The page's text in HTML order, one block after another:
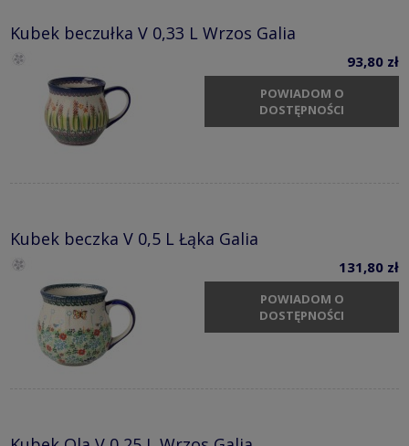
Kubek beczułka V 0,33 L Wrzos Galia
93,80 zł
POWIADOM O
DOSTĘPNOŚCI
Kubek beczka V 0,5 L Łąka Galia
131,80 zł
POWIADOM O
DOSTĘPNOŚCI